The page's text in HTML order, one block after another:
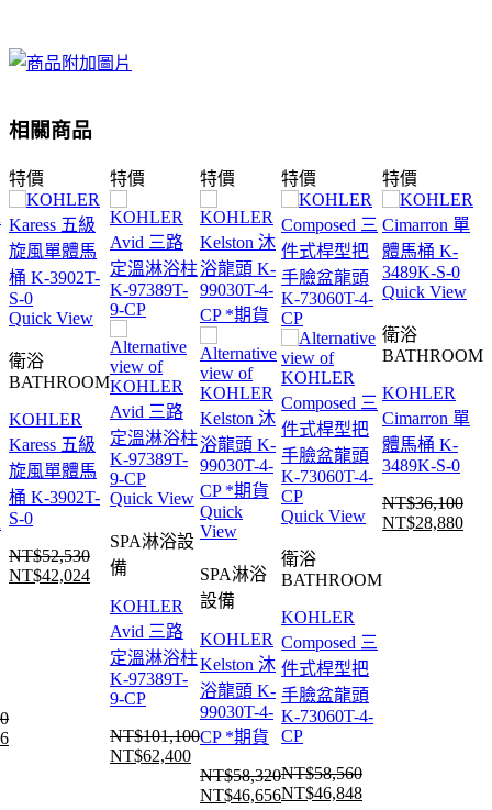
相關商品
特價
Quick View
衛浴
BATHROOM
KOHLER
Karess 五級
旋風單體馬
桶 K-3902T-
S-0
NT$52,530
原
NT$42,024目
格：
NT$42,024。
特價
Quick View
SPA淋浴設
備
KOHLER
Avid 三路
定溫淋浴柱
K-97389T-
9-CP
NT$101,100
原
NT$62,400目
前
特價
Quick
View
SPA淋浴
設備
KOHLER
Kelston 沐
浴龍頭 K-
99030T-4-
CP *期貨
NT$58,320
原
NT$46,656目
特價
Quick View
衛浴
BATHROOM
KOHLER
Composed 三
件式桿型把
手臉盆龍頭
K-73060T-4-
CP
NT$58,560
原
NT$46,848目
特價
Quick View
衛浴
BATHROOM
KOHLER
Cimarron 單
體馬桶 K-
3489K-S-0
NT$36,100
原
價
NT$28,880目
目